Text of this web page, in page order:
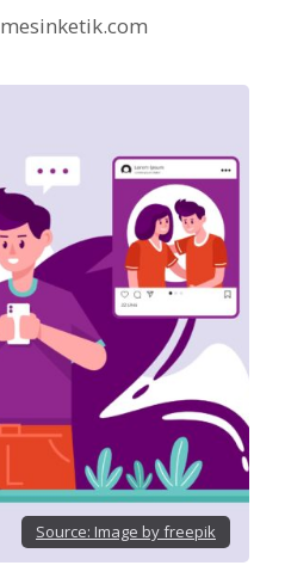
mesinketik.com
Source: Image by freepik